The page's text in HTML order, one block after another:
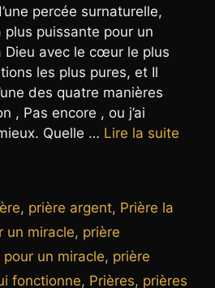
percée surnaturelle,
puissante pour un
Dieu avec le cœur le plus
les plus pures, et Il
des quatre manières
, Pas encore , ou j’ai
Quelle … Lire la suite
, prière argent, Prière la
un miracle, prière
pour un miracle, prière
fonctionne, Prières, prières